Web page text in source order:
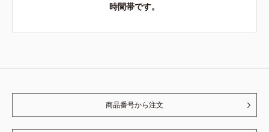
時間帯です。
商品番号から注文